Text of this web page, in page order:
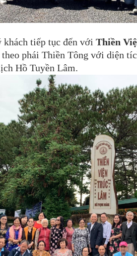
tiếp tục đến với Thiền
phái Thiền Tông với diện
Hồ Tuyền Lâm.